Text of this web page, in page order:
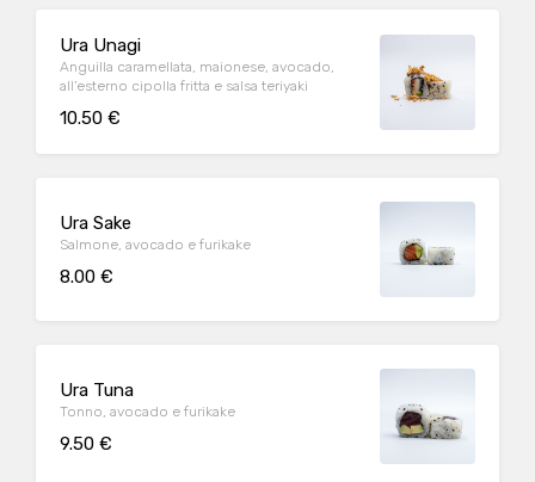
Ura Unagi
Anguilla caramellata, maionese, avocado,
all’esterno cipolla fritta e salsa teriyaki
10.50 €
Ura Sake
Salmone, avocado e furikake
8.00 €
Ura Tuna
Tonno, avocado e furikake
9.50 €